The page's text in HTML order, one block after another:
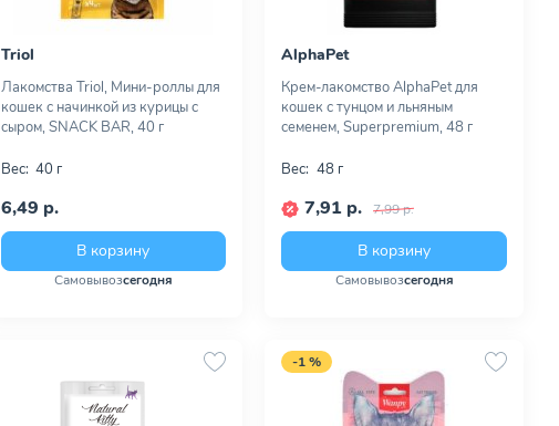
Triol
Лакомства Triol, Мини-роллы для
кошек с начинкой из курицы с
сыром, SNACK BAR, 40 г
Вес: 40 г
6,49 р.
В корзину
Самовывозсегодня
AlphaPet
Крем-лакомство AlphaPet для
кошек с тунцом и льняным
семенем, Superpremium, 48 г
Вес: 48 г
7,91 р. 7,99 р.
В корзину
Самовывозсегодня
-1 %